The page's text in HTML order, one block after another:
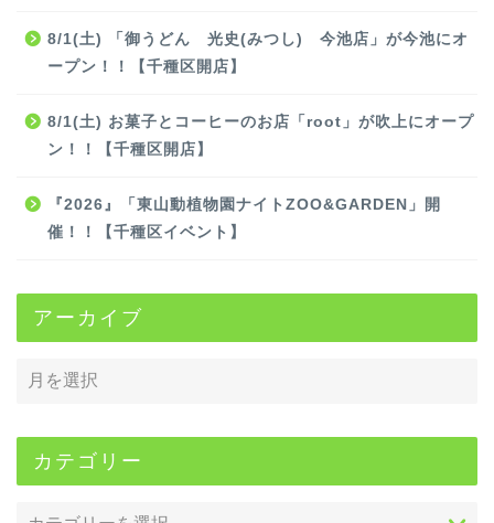
8/1(土) 「御うどん 光史(みつし) 今池店」が今池にオ
ープン！！【千種区開店】
8/1(土) お菓子とコーヒーのお店「root」が吹上にオープ
ン！！【千種区開店】
『2026』「東山動植物園ナイトZOO&GARDEN」開
催！！【千種区イベント】
アーカイブ
カテゴリー